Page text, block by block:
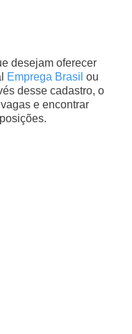
desejam oferecer
Emprega Brasil ou
desse cadastro, o
e encontrar